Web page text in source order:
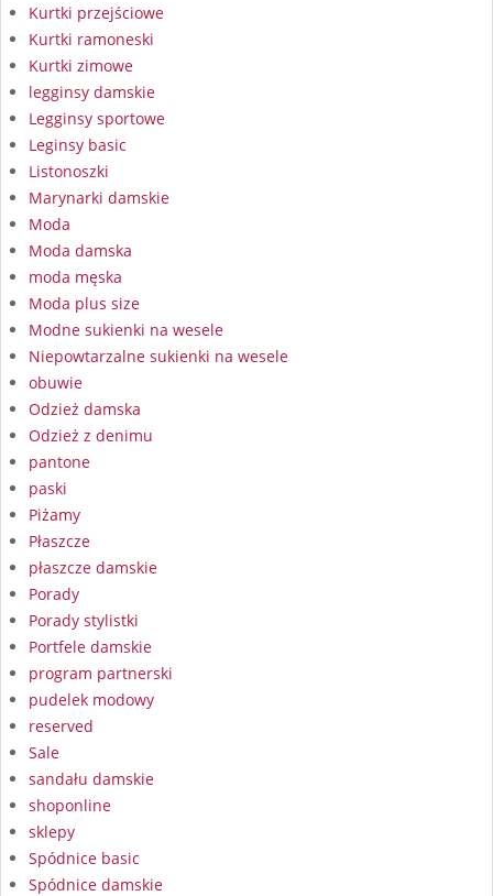
Kurtki przejściowe
Kurtki ramoneski
Kurtki zimowe
legginsy damskie
Legginsy sportowe
Leginsy basic
Listonoszki
Marynarki damskie
Moda
Moda damska
moda męska
Moda plus size
Modne sukienki na wesele
Niepowtarzalne sukienki na wesele
obuwie
Odzież damska
Odzież z denimu
pantone
paski
Piżamy
Płaszcze
płaszcze damskie
Porady
Porady stylistki
Portfele damskie
program partnerski
pudelek modowy
reserved
Sale
sandału damskie
shoponline
sklepy
Spódnice basic
Spódnice damskie